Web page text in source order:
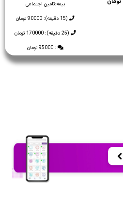
بیمه:تامین اجتماعی
(15 دقیقه): 90000 تومان
(25 دقیقه): 170000 تومان
: 95000 تومان